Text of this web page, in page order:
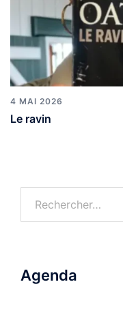
4 MAI 2026
Le ravin
Agenda